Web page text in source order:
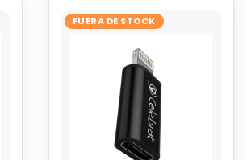
FUERA DE STOCK